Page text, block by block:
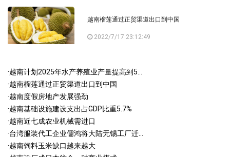
越南榴莲通过正贸渠道出口到中国
2022/7/17 23:12:49
·越南计划2025年水产养殖业产量提高到5...
·越南榴莲通过正贸渠道出口到中国
·越南度假房地产发展强劲
·越南基础设施建设支出占GDP比重5.7%
·越南近七成农业机械需进口
·台湾服装代工企业儒鸿将大陆无锡工厂迁...
·越南饲料玉米缺口越来越大